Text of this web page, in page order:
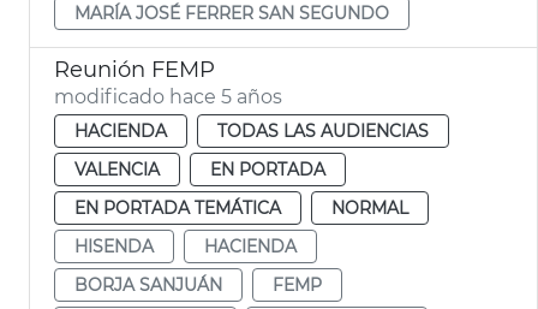
MARÍA JOSÉ FERRER SAN SEGUNDO
Reunión FEMP
modificado hace 5 años
HACIENDA
TODAS LAS AUDIENCIAS
VALENCIA
EN PORTADA
EN PORTADA TEMÁTICA
NORMAL
HISENDA
HACIENDA
BORJA SANJUÁN
FEMP